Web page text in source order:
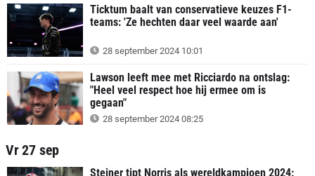
Ticktum baalt van conservatieve keuzes F1-
teams: 'Ze hechten daar veel waarde aan'
28 september 2024 10:01
Lawson leeft mee met Ricciardo na ontslag:
"Heel veel respect hoe hij ermee om is
gegaan"
28 september 2024 08:25
Vr 27 sep
Steiner tipt Norris als wereldkampioen 2024: